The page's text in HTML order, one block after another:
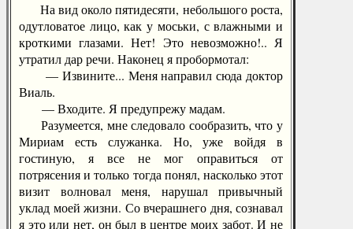
На вид около пятидесяти, небольшого роста,
одутловатое лицо, как у моськи, с влажными и
кроткими глазами. Нет! Это невозможно!.. Я
утратил дар речи. Наконец я пробормотал:
— Извините... Меня направил сюда доктор
Виаль.
— Входите. Я предупрежу мадам.
Разумеется, мне следовало сообразить, что у
Мириам есть служанка. Но, уже войдя в
гостиную, я все не мог оправиться от
потрясения и только тогда понял, насколько этот
визит волновал меня, нарушал привычный
уклад моей жизни. Со вчерашнего дня, сознавал
я это или нет, он был в центре моих забот. И не